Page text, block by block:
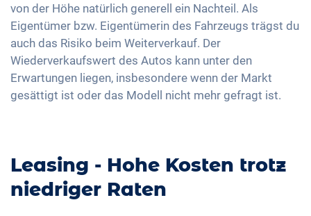
von der Höhe natürlich generell ein Nachteil. Als
Eigentümer bzw. Eigentümerin des Fahrzeugs trägst du
auch das Risiko beim Weiterverkauf. Der
Wiederverkaufswert des Autos kann unter den
Erwartungen liegen, insbesondere wenn der Markt
gesättigt ist oder das Modell nicht mehr gefragt ist.
Leasing - Hohe Kosten trotz
niedriger Raten